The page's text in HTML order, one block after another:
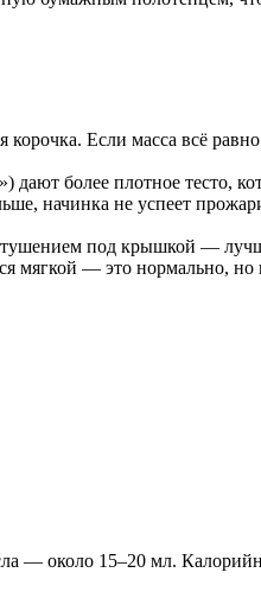
Если масса всё
более плотное тесто,
начинка не успеет
тушением под крышкой —
мягкой — это нормально, но
— около 15–20 мл.